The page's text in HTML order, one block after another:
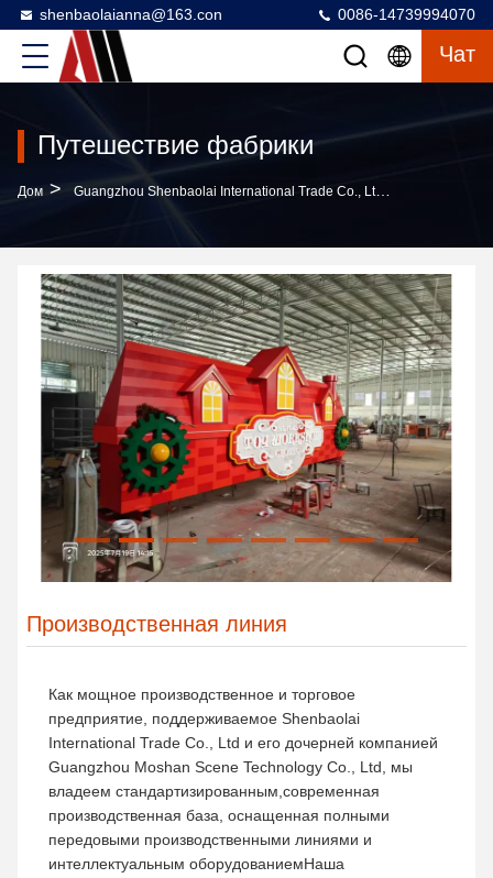
shenbaolaianna@163.con 0086-14739994070
Чат
Путешествие фабрики
Дом > Guangzhou Shenbaolai International Trade Co., Ltd. Путешествие Фабрики
Производственная линия
Как мощное производственное и торговое
предприятие, поддерживаемое Shenbaolai
International Trade Co., Ltd и его дочерней компанией
Guangzhou Moshan Scene Technology Co., Ltd, мы
владеем стандартизированным,современная
производственная база, оснащенная полными
передовыми производственными линиями и
интеллектуальным оборудованиемНаша